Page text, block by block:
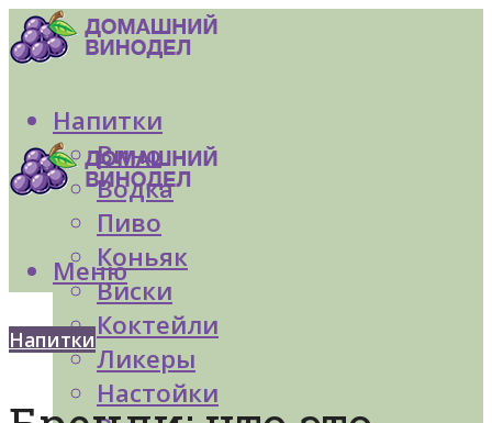
Напитки
Вино
Водка
Пиво
Коньяк
Виски
Коктейли
Ликеры
Настойки
Меню
Напитки